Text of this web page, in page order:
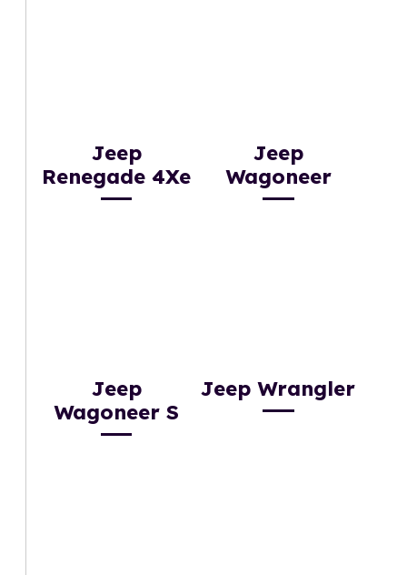
Jeep
Renegade 4Xe
Jeep
Wagoneer
Jeep
Wagoneer S
Jeep Wrangler